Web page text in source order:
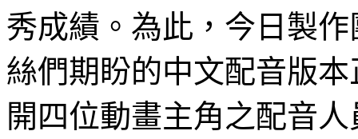
秀成績。為此，今日製
絲們期盼的中文配音版
開四位動畫主角之配音